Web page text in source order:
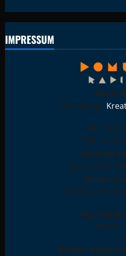
IMPRESSUM
Udruženje "
MB:
PIB:
Dinarski
265-
Devizni
Glavni i